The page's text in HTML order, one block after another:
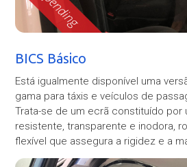
BICS Básico
Está igualmente disponível uma
gama para táxis e veículos de
Trata-se de um ecrã constituído por
resistente, transparente e inodora,
flexível que assegura a rigidez e a